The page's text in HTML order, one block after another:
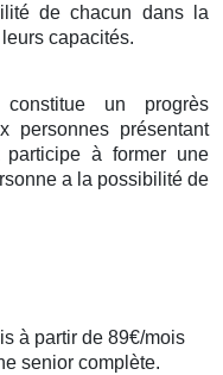
de chacun dans la
capacités.
constitue un progrès
personnes présentant
à former une
a la possibilité de
à partir de 89€/mois
senior complète.